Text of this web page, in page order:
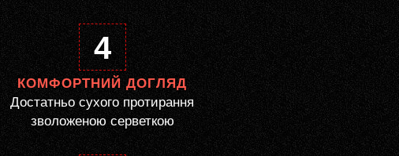
4
КОМФОРТНИЙ ДОГЛЯД
Достатньо сухого протирання
зволоженою серветкою